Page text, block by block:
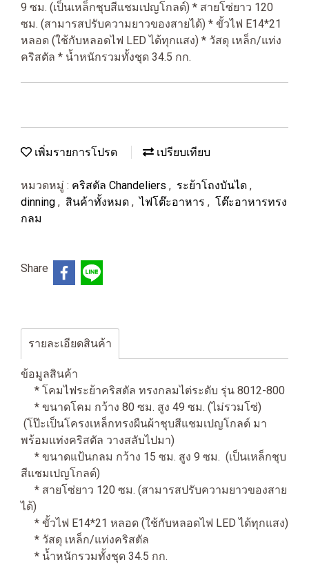
9 ซม. (เป็นเหล็กชุบสีแชมเปญโกลด์) * สายโซ่ยาว 120
ซม. (สามารสปรับความยาวของสายได้) * ขั้วไฟ E14*21
หลอด (ใช้กับหลอดไฟ LED ได้ทุกแสง) * วัสดุ เหล็ก/แท่ง
คริสตัล * น้ำหนักรวมทั้งชุด 34.5 กก.
เพิ่มรายการโปรด เปรียบเทียบ
หมวดหมู่ : คริสตัล Chandeliers , ระย้าโถงบันได ,
dinning , สินค้าทั้งหมด , ไฟโต๊ะอาหาร , โต๊ะอาหารทรง
กลม
Share
รายละเอียดสินค้า
ข้อมูลสินค้า
* โคมไฟระย้าคริสตัล ทรงกลมไต่ระดับ รุ่น 8012-800
* ขนาดโคม กว้าง 80 ซม. สูง 49 ซม. (ไม่รวมโซ่)
(โป๊ะเป็นโครงเหล็กทรงผืนผ้าชุบสีแชมเปญโกลด์ มา
พร้อมแท่งคริสตัล วางสลับไปมา)
* ขนาดแป้นกลม กว้าง 15 ซม. สูง 9 ซม. (เป็นเหล็กชุบ
สีแชมเปญโกลด์)
* สายโซ่ยาว 120 ซม. (สามารสปรับความยาวของสาย
ได้)
* ขั้วไฟ E14*21 หลอด (ใช้กับหลอดไฟ LED ได้ทุกแสง)
* วัสดุ เหล็ก/แท่งคริสตัล
* น้ำหนักรวมทั้งชุด 34.5 กก.